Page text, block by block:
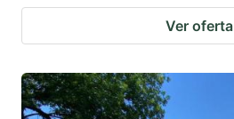
Ver oferta